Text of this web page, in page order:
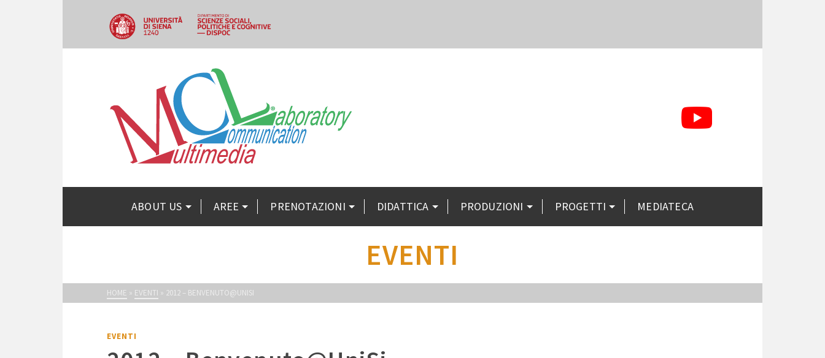
ABOUT US AREE PRENOTAZIONI DIDATTICA PRODUZIONI PROGETTI MEDIATECA
EVENTI
HOME » EVENTI » 2012 – BENVENUTO@UNISI
EVENTI